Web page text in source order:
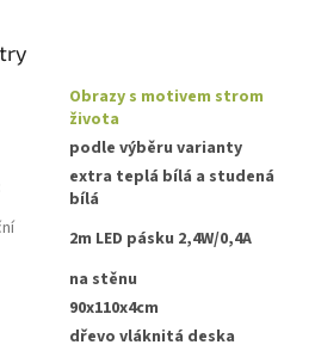
Obrazy s motivem strom
života
podle výběru varianty
extra teplá bílá a studená
bílá
2m LED pásku 2,4W/0,4A
na stěnu
90x110x4cm
dřevo vláknitá deska